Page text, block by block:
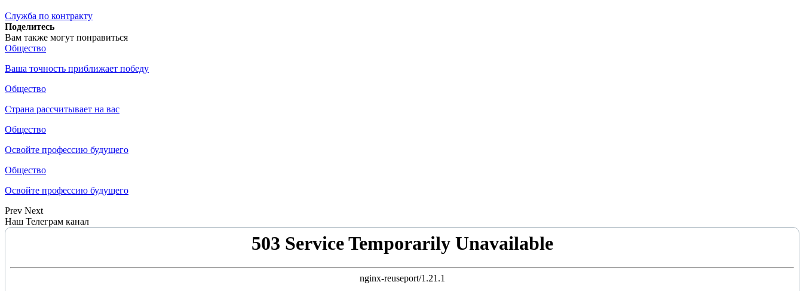
Служба по контракту
Поделитесь
Вам также могут понравиться
Общество
Ваша точность приближает победу
Общество
Страна рассчитывает на вас
Общество
Освойте профессию будущего
Общество
Освойте профессию будущего
Prev Next
Наш Телеграм канал